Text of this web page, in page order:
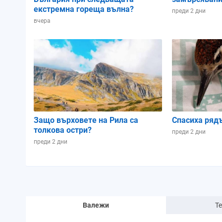
екстремна гореща вълна?
вчера
преди 2 дни
Защо върховете на Рила са
толкова остри?
преди 2 дни
Спасиха
преди 2 дни
Валежи